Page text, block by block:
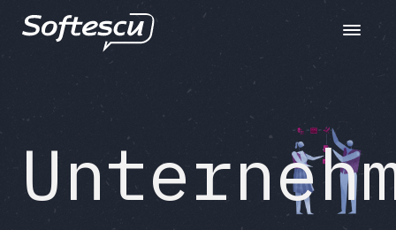
Toggle